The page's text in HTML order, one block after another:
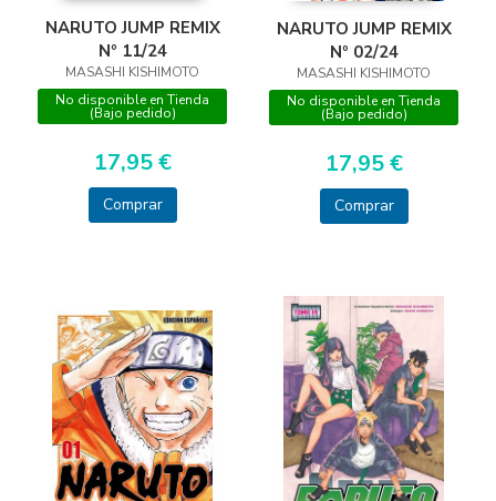
NARUTO JUMP REMIX
Nº 11/24
MASASHI KISHIMOTO
No disponible en Tienda
(Bajo pedido)
17,95 €
Comprar
NARUTO JUMP REMIX
Nº 02/24
MASASHI KISHIMOTO
No disponible en Tienda
(Bajo pedido)
17,95 €
Comprar